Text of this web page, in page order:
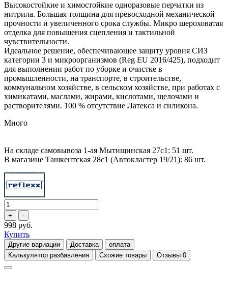
Высокостойкие и химостойкие одноразовые перчатки из
нитрила. Большая толщина для превосходной механической
прочности и увеличенного срока службы. Микро шероховатая
отделка для повышения сцепления и тактильной
чувствительности.
Идеальное решение, обеспечивающее защиту уровня СИЗ
категории 3 и микроорганизмов (Reg EU 2016/425), подходит
для выполнении работ по уборке и очистке в
промышленности, на транспорте, в строительстве,
коммунальном хозяйстве, в сельском хозяйстве, при работах с
химикатами, маслами, жирами, кислотами, щелочами и
растворителями. 100 % отсутствие Латекса и силикона.
Много
На складе самовывоза 1-ая Мытищинская 27с1: 51 шт.
В магазине Ташкентская 28с1 (Автокластер 19/21): 86 шт.
998 руб.
Купить
Другие вариации Доставка
оплата
Калькулятор разбавления
Схожие товары Отзывы 0